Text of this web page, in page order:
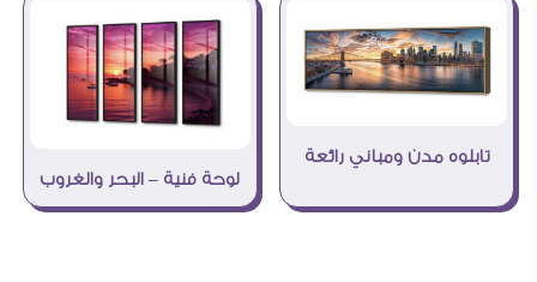
تابلوه مدن ومباني رائعة
لوحة فنية – البحر والغروب